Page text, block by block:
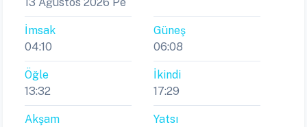
İmsak
04:10
Güneş
06:08
Öğle
13:32
İkindi
17:29
Akşam
Yatsı